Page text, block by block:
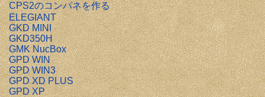
CPS2のコンパネを作る
ELEGIANT
GKD MINI
GKD350H
GMK NucBox
GPD WIN
GPD WIN3
GPD XD PLUS
GPD XP